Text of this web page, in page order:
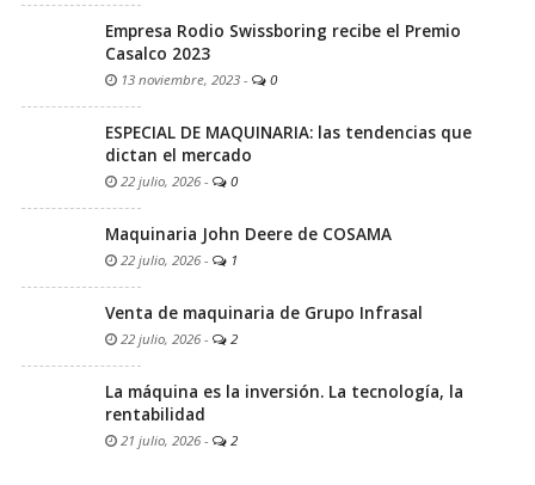
Empresa Rodio Swissboring recibe el Premio
Casalco 2023
13 noviembre, 2023 - 0
ESPECIAL DE MAQUINARIA: las tendencias que
dictan el mercado
22 julio, 2026 - 0
Maquinaria John Deere de COSAMA
22 julio, 2026 - 1
Venta de maquinaria de Grupo Infrasal
22 julio, 2026 - 2
La máquina es la inversión. La tecnología, la
rentabilidad
21 julio, 2026 - 2